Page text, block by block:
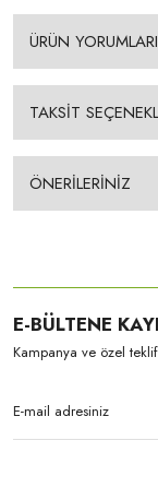
ÜRÜN YORUMLARI
TAKSİT
ÖNERİLERİNİZ
E-BÜLTENE
Kampanya ve özel